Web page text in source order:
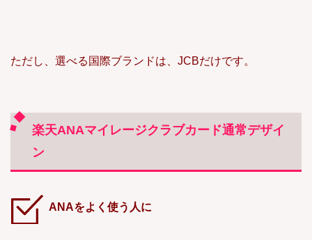
ただし、選べる国際ブランドは、JCBだけです。
楽天ANAマイレージクラブカード通常デザイ
ン
ANAをよく使う人に